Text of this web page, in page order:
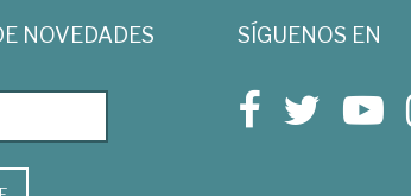
NOVEDADES SÍGUENOS EN